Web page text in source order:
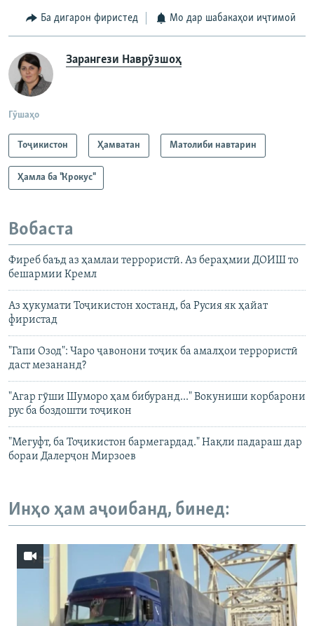
Ба дигарон фиристед Мо дар шабакаҳои иҷтимоӣ
Зарангези Наврӯзшоҳ
Гӯшаҳо
Тоҷикистон Ҳамватан Матолиби навтарин
Ҳамла ба "Крокус"
Вобаста
Фиреб баъд аз ҳамлаи террористӣ. Аз бераҳмии ДОИШ то
бешармии Кремл
Аз ҳукумати Тоҷикистон хостанд, ба Русия як ҳайат
фиристад
"Гапи Озод": Чаро ҷавонони тоҷик ба амалҳои террористӣ
даст мезананд?
"Агар гӯши Шуморо ҳам бибуранд..." Вокуниши корбарони
рус ба боздошти тоҷикон
"Мегуфт, ба Тоҷикистон бармегардад." Нақли падараш дар
бораи Далерҷон Мирзоев
Инҳо ҳам аҷоибанд, бинед: